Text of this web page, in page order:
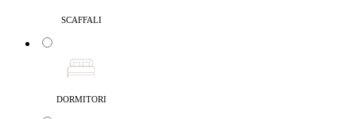
SCAFFALI
DORMITORI